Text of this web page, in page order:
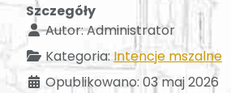
Szczegóły
Autor:Administrator
Kategoria: Intencje mszalne
Opublikowano: 03 maj 2026